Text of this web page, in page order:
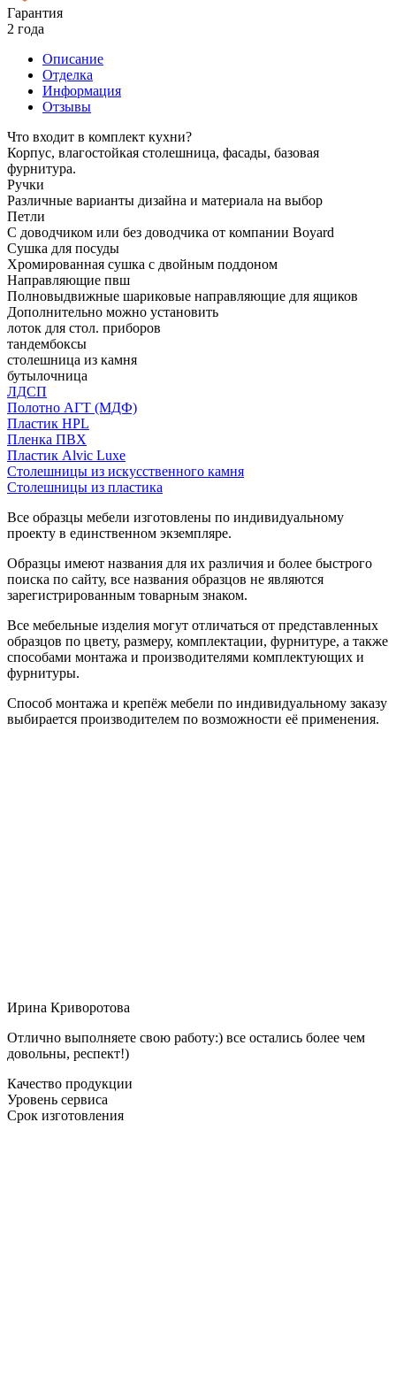
Гарантия
2 года
Описание
Отделка
Информация
Отзывы
Что входит в комплект кухни?
Корпус, влагостойкая столешница, фасады, базовая
фурнитура.
Ручки
Различные варианты дизайна и материала на выбор
Петли
С доводчиком или без доводчика от компании Boyard
Сушка для посуды
Хромированная сушка с двойным поддоном
Направляющие пвш
Полновыдвижные шариковые направляющие для ящиков
Дополнительно можно установить
лоток для стол. приборов
тандембоксы
столешница из камня
бутылочница
ЛДСП
Полотно АГТ (МДФ)
Пластик HPL
Пленка ПВХ
Пластик Alvic Luxe
Столешницы из искусственного камня
Столешницы из пластика
Все образцы мебели изготовлены по индивидуальному
проекту в единственном экземпляре.
Образцы имеют названия для их различия и более быстрого
поиска по сайту, все названия образцов не являются
зарегистрированным товарным знаком.
Все мебельные изделия могут отличаться от представленных
образцов по цвету, размеру, комплектации, фурнитуре, а также
способами монтажа и производителями комплектующих и
фурнитуры.
Способ монтажа и крепёж мебели по индивидуальному заказу
выбирается производителем по возможности её применения.
Ирина Криворотова
Отлично выполняете свою работу:) все остались более чем
довольны, респект!)
Качество продукции
Уровень сервиса
Срок изготовления